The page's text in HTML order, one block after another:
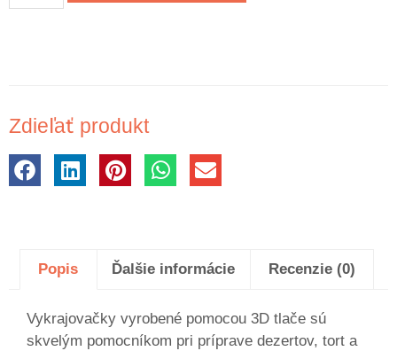
Zdieľať produkt
Popis Ďalšie informácie Recenzie (0)
Vykrajovačky vyrobené pomocou 3D tlače sú
skvelým pomocníkom pri príprave dezertov, tort a